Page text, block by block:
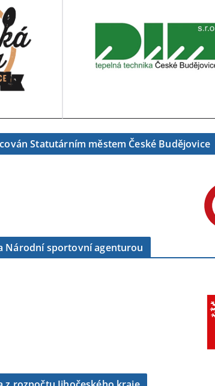
Statutárním městem České Budějovice
Národní sportovní agenturou